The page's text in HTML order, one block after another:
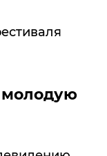
молодую